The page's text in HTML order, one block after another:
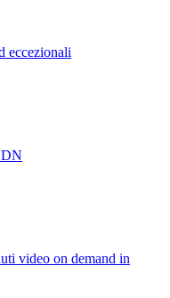
eccezionali
video on demand in